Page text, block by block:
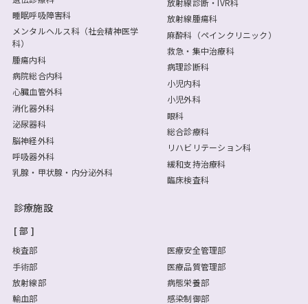
睡眠呼吸障害科
メンタルヘルス科（社会精神医学
科）
腫瘍内科
病院総合内科
心臓血管外科
消化器外科
泌尿器科
脳神経外科
呼吸器外科
乳腺・甲状腺・内分泌外科
放射線診断・IVR科
放射線腫瘍科
麻酔科（ペインクリニック）
救急・集中治療科
病理診断科
小児内科
小児外科
眼科
総合診療科
リハビリテーション科
緩和支持治療科
臨床検査科
診療施設
部
検査部
手術部
放射線部
輸血部
医療安全管理部
医療品質管理部
病態栄養部
感染制御部